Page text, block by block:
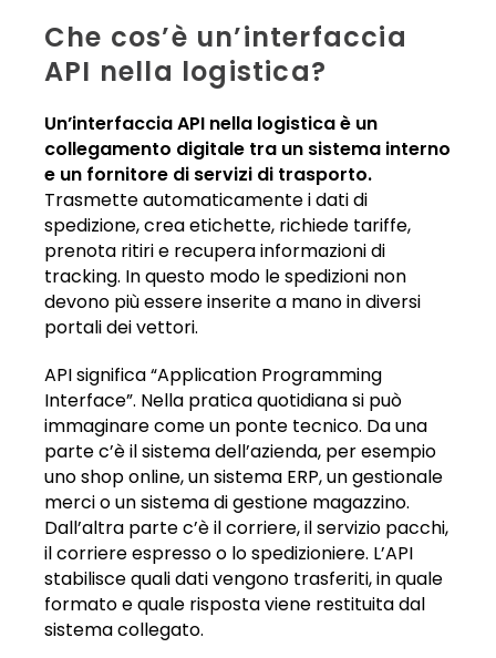
Che cos’è un’interfaccia
API nella logistica?
Un’interfaccia API nella logistica è un
collegamento digitale tra un sistema interno
e un fornitore di servizi di trasporto.
Trasmette automaticamente i dati di
spedizione, crea etichette, richiede tariffe,
prenota ritiri e recupera informazioni di
tracking. In questo modo le spedizioni non
devono più essere inserite a mano in diversi
portali dei vettori.
API significa “Application Programming
Interface”. Nella pratica quotidiana si può
immaginare come un ponte tecnico. Da una
parte c’è il sistema dell’azienda, per esempio
uno shop online, un sistema ERP, un gestionale
merci o un sistema di gestione magazzino.
Dall’altra parte c’è il corriere, il servizio pacchi,
il corriere espresso o lo spedizioniere. L’API
stabilisce quali dati vengono trasferiti, in quale
formato e quale risposta viene restituita dal
sistema collegato.